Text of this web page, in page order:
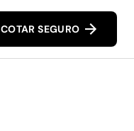
COTAR SEGURO